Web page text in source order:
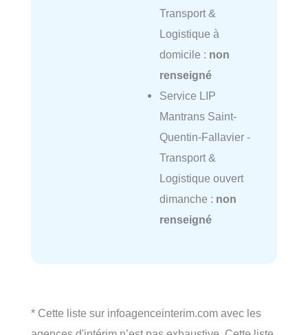
Transport &
Logistique à
domicile : non
renseigné
Service LIP
Mantrans Saint-
Quentin-Fallavier -
Transport &
Logistique ouvert
dimanche : non
renseigné
* Cette liste sur infoagenceinterim.com avec les